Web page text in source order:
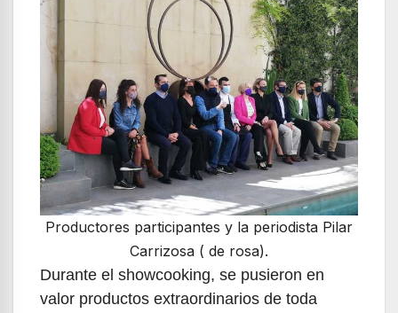
Productores participantes y la periodista Pilar
Carrizosa ( de rosa).
Durante el showcooking, se pusieron en
valor productos extraordinarios de toda